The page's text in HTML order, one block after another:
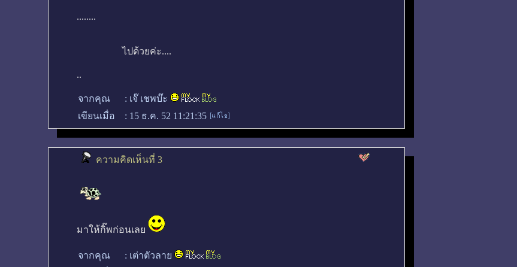
........
ไปด้วยค่ะ....
..
จากคุณ : เจ๊ เชพบ๊ะ
เขียนเมื่อ
: 15 ธ.ค. 52 11:21:35
ความคิดเห็นที่ 3
มาให้กิ๊พก่อนเลย
จากคุณ : เต่าตัวลาย